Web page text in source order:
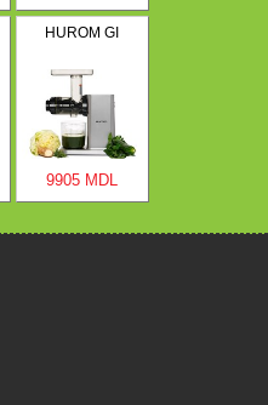
HUROM GI
9905 MDL